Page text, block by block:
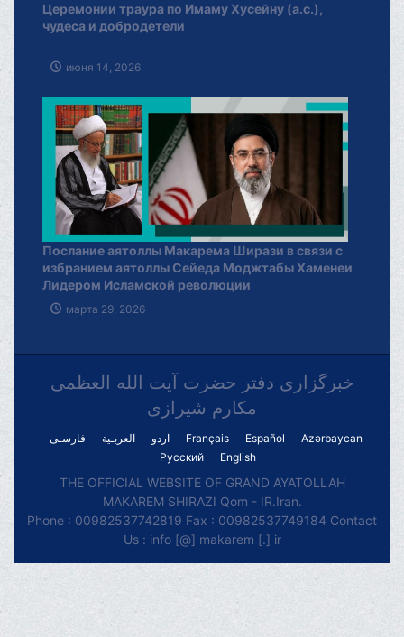
Церемонии траура по Имаму Хусейну (а.с.),
чудеса и добродетели
июня 14, 2026
Послание аятоллы Макарема Ширази в связи с
избранием аятоллы Сейеда Моджтабы Хаменеи
Лидером Исламской революции
марта 29, 2026
خبرگزاری دفتر حضرت آیت الله العظمی
مکارم شیرازی
فارسـی العربـیة اردو Français Español
Azərbaycan
Русский
English
THE OFFICIAL WEBSITE OF GRAND AYATOLLAH
MAKAREM SHIRAZI Qom - IR.Iran.
Phone : 00982537742819 Fax : 00982537749184 Contact
Us : info [@] makarem [.] ir